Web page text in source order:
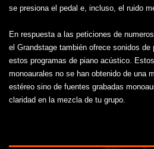
se presiona el pedal e, incluso, el ruido
En respuesta a las peticiones de
el Grandstage también ofrece sonidos de
estos programas de piano acústico.
monoaurales no se han obtenido de una
estéreo sino de fuentes grabadas
claridad en la mezcla de tu grupo.